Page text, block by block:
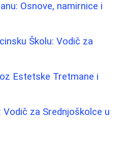
Osnove, namirnice i
Školu: Vodič za
Estetske Tretmane i
za Srednjoškolce u